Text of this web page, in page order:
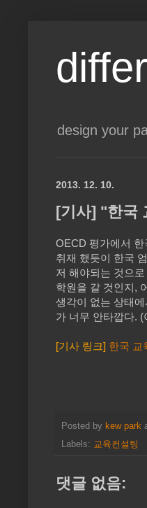
design your
2013. 12. 10.
[기사] "한국
OECD 평가에서
취재 했듯이 한국
저 해야되는 것으
학원을 갈 것인지,
생각이 없는 상태
가 너무 안타깝다.
[기사 링크] 한국 교
Posted by kew park
Labels: 교육컨설팅
댓글 없음: